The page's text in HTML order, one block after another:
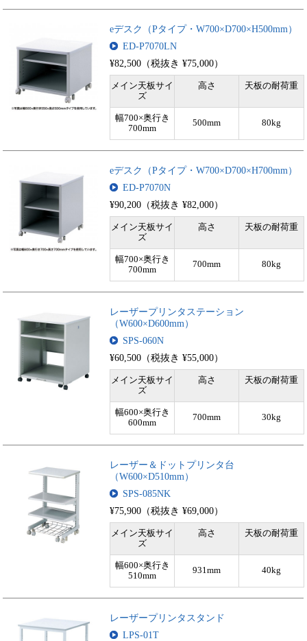
eデスク（Pタイプ・W700×D700×H500mm）
ED-P7070LN
¥82,500（税抜き ¥75,000）
メイン天板サイ
ズ
高さ 天板の耐荷重
幅700×奥行き
700mm
500mm 80kg
eデスク（Pタイプ・W700×D700×H700mm）
ED-P7070N
¥90,200（税抜き ¥82,000）
メイン天板サイ
ズ
高さ 天板の耐荷重
幅700×奥行き
700mm
700mm 80kg
レーザープリンタステーション
（W600×D600mm）
SPS-060N
¥60,500（税抜き ¥55,000）
メイン天板サイ
ズ
高さ 天板の耐荷重
幅600×奥行き
600mm
700mm 30kg
レーザー＆ドットプリンタ台
（W600×D510mm）
SPS-085NK
¥75,900（税抜き ¥69,000）
メイン天板サイ
ズ
高さ 天板の耐荷重
幅600×奥行き
510mm
931mm 40kg
レーザープリンタスタンド
LPS-01T